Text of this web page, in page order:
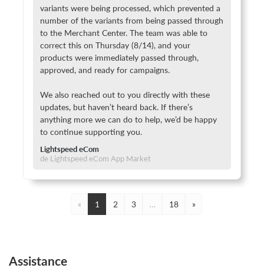
variants were being processed, which prevented a
number of the variants from being passed through
to the Merchant Center. The team was able to
correct this on Thursday (8/14), and your
products were immediately passed through,
approved, and ready for campaigns.
We also reached out to you directly with these
updates, but haven’t heard back. If there’s
anything more we can do to help, we’d be happy
to continue supporting you.
Lightspeed eCom
de Lightspeed eCom App Market
« 1 2 3 18 »
Assistance